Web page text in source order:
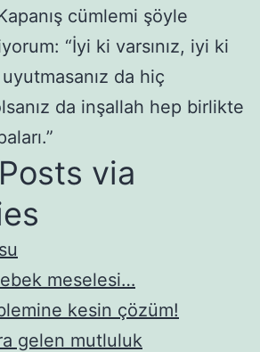
cümlemi şöyle
“İyi ki varsınız, iyi ki
da hiç
da inşallah hep birlikte
via
meselesi…
kesin çözüm!
gelen mutluluk